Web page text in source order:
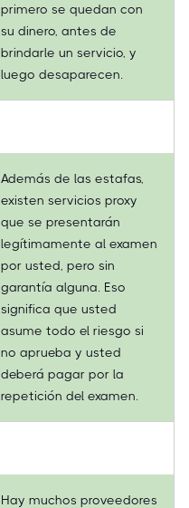
primero se quedan con
su dinero, antes de
brindarle un servicio, y
luego desaparecen.
Además de las estafas,
existen servicios proxy
que se presentarán
legítimamente al examen
por usted, pero sin
garantía alguna. Eso
significa que usted
asume todo el riesgo si
no aprueba y usted
deberá pagar por la
repetición del examen.
Hay muchos proveedores